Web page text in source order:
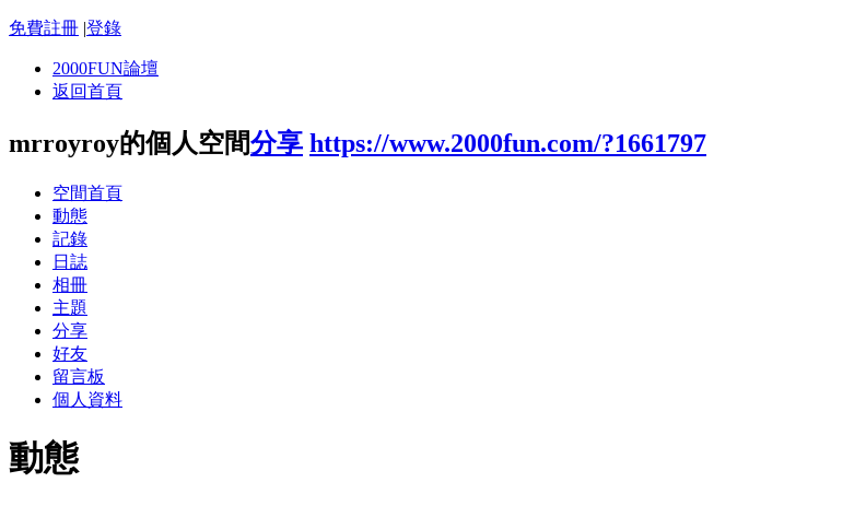
免費註冊 |登錄
2000FUN論壇
返回首頁
mrroyroy的個人空間分享 https://www.2000fun.com/?1661797
空間首頁
動態
記錄
日誌
相冊
主題
分享
好友
留言板
個人資料
動態